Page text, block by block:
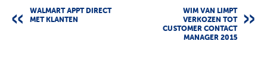
WALMART APPT DIRECT
MET KLANTEN
WIM VAN LIMPT
VERKOZEN TOT
CUSTOMER CONTACT
MANAGER 2015